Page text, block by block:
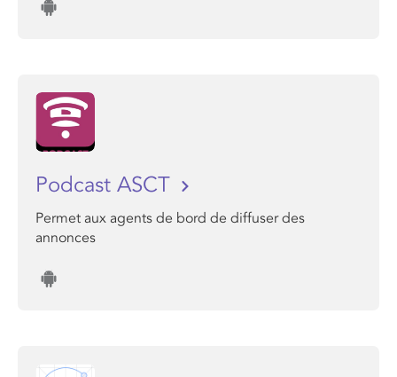
Podcast ASCT
Permet aux agents de bord de diffuser des
annonces